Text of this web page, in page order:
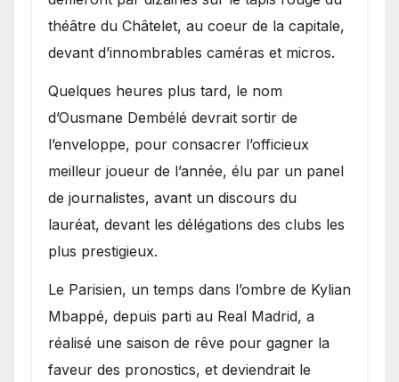
théâtre du Châtelet, au coeur de la capitale,
devant d’innombrables caméras et micros.
Quelques heures plus tard, le nom
d’Ousmane Dembélé devrait sortir de
l’enveloppe, pour consacrer l’officieux
meilleur joueur de l’année, élu par un panel
de journalistes, avant un discours du
lauréat, devant les délégations des clubs les
plus prestigieux.
Le Parisien, un temps dans l’ombre de Kylian
Mbappé, depuis parti au Real Madrid, a
réalisé une saison de rêve pour gagner la
faveur des pronostics, et deviendrait le